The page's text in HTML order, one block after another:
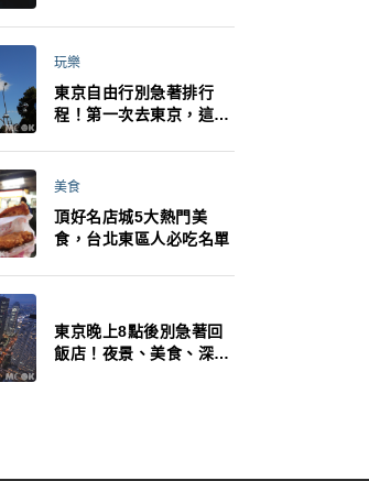
玩樂
東京自由行別急著排行
程！第一次去東京，這10
美食
頂好名店城5大熱門美
食，台北東區人必吃名單
東京晚上8點後別急著回
飯店！夜景、美食、深夜